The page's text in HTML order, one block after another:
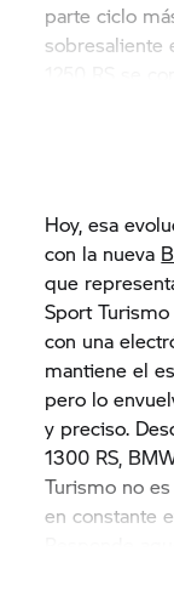
parte ciclo
sobresaliente
1250 RS se
Hoy, esa
con la nueva
que
Sport
con una
mantiene el
pero lo
y preciso.
1300 RS,
Turismo no
en constante
más